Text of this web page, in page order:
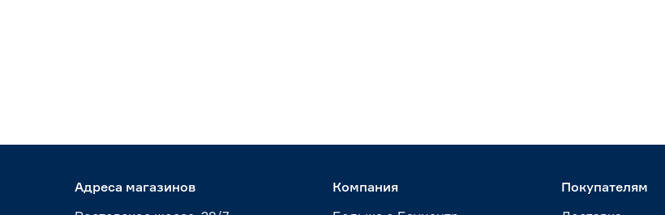
Адреса магазинов
Компания
Покупателям